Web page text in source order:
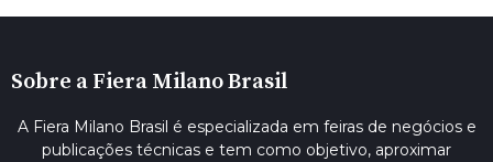
Sobre a Fiera Milano Brasil
A Fiera Milano Brasil é especializada em feiras de negócios e
publicações técnicas e tem como objetivo, aproximar